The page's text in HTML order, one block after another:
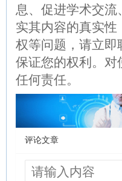
息、促进学术交
实其内容的真实
权等问题，请立
保证您的权利。
任何责任。
评论文章